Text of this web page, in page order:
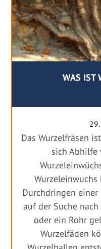
WAS IST
Das Wurzelfräsen
sich Abhilfe
Durchdringen einer
auf der Suche
oder ein Rohr
Wurzelfäden